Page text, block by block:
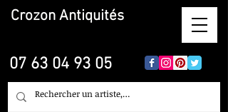
Crozon Antiquités
07 63 04 93 05